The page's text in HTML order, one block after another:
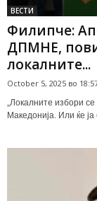
ВЕСТИ
Филипче:
ДПМНЕ,
локалните...
October 5, 2025 во
„Локалните избори
Македонија. Или ќе ја